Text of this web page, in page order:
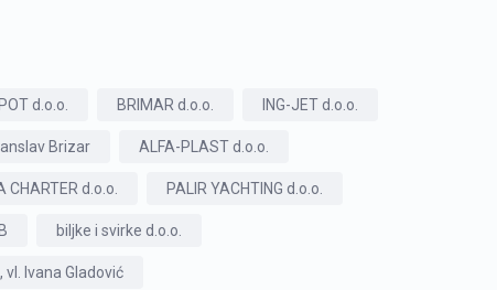
d.o.o. BRIMAR d.o.o. ING-JET d.o.o.
Brizar ALFA-PLAST d.o.o.
CHARTER d.o.o. PALIR YACHTING d.o.o.
biljke i svirke d.o.o.
vl. Ivana Gladović